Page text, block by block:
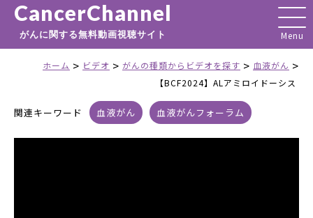
CancerChannel
がんに関する無料動画視聴サイト
ホーム > ビデオ > がんの種類からビデオを探す > 血液がん >
【BCF2024】ALアミロイドーシス
関連キーワード 血液がん 血液がんフォーラム